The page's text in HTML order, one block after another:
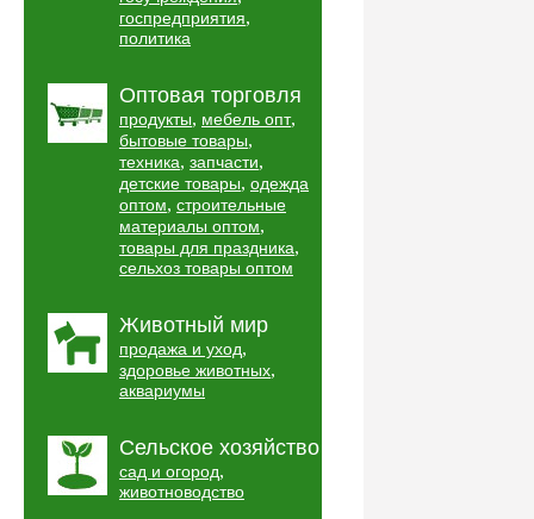
госпредприятия,
политика
Оптовая торговля
продукты, мебель опт,
бытовые товары,
техника, запчасти,
детские товары, одежда
оптом, строительные
материалы оптом,
товары для праздника,
сельхоз товары оптом
Животный мир
продажа и уход,
здоровье животных,
аквариумы
Сельское хозяйство
сад и огород,
животноводство